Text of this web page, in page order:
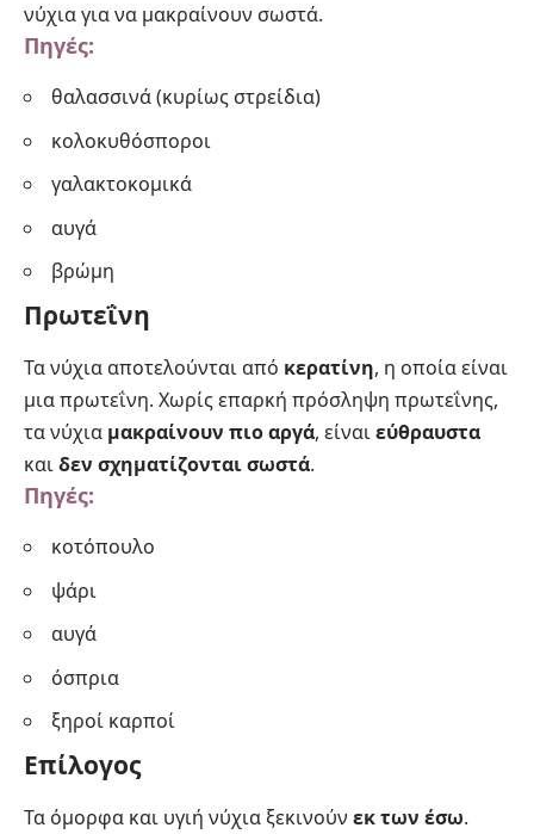
νύχια για να μακραίνουν σωστά.
Πηγές:
θαλασσινά (κυρίως στρείδια)
κολοκυθόσποροι
γαλακτοκομικά
αυγά
βρώμη
Πρωτεΐνη
Τα νύχια αποτελούνται από κερατίνη, η οποία είναι
μια πρωτεΐνη. Χωρίς επαρκή πρόσληψη πρωτεΐνης,
τα νύχια μακραίνουν πιο αργά, είναιεύθραυστα
καιδεν σχηματίζονται σωστά.
Πηγές:
κοτόπουλο
ψάρι
αυγά
όσπρια
ξηροί καρποί
Επίλογος
Τα όμορφα και υγιή νύχια ξεκινούν εκ των έσω.